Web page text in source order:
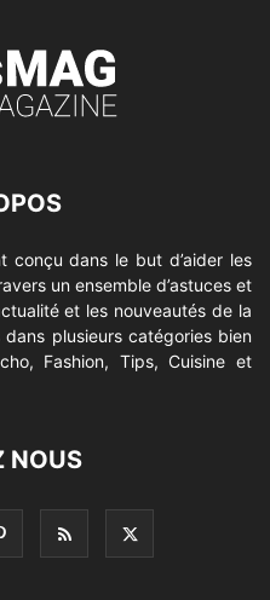
conçu dans le but d’aider les
un ensemble d’astuces et
et les nouveautés de la
plusieurs catégories bien
Fashion, Tips, Cuisine et
NOUS